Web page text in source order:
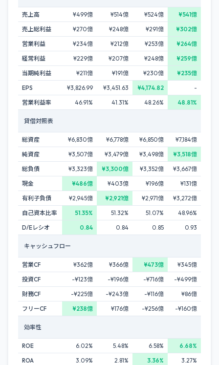
売上高 ¥499億 ¥514億 ¥524億
¥541億
売上総利益
¥270億 ¥248億 ¥291億
¥302億
営業利益
¥234億 ¥212億 ¥253億
¥264億
経常利益
¥229億 ¥207億 ¥248億
¥259億
当期純利益
¥211億 ¥191億 ¥230億
¥235億
EPS
¥3,826.99 ¥3,451.63 ¥4,174.82
-
営業利益率
46.91% 41.31% 48.26% 48.81%
貸借対照表
総資産 ¥6,830億 ¥6,778億 ¥6,850億
¥7,184億
純資産
¥3,507億 ¥3,479億 ¥3,498億
¥3,518億
総負債
¥3,323億 ¥3,300億 ¥3,352億
¥3,667億
現金
¥486億 ¥403億 ¥196億
¥131億
有利子負債
¥2,945億 ¥2,921億 ¥2,971億
¥3,272億
自己資本比率
51.35% 51.32% 51.07%
48.96%
D/Eレシオ
0.84 0.84 0.85 0.93
キャッシュフロー
営業CF ¥362億 ¥366億 ¥473億
¥345億
投資CF
-¥123億 -¥196億 -¥716億
-¥499億
財務CF
-¥225億 -¥243億 -¥116億
¥86億
フリーCF
¥238億 ¥176億 -¥256億 -¥160億
効率性
ROE 6.02% 5.48% 6.58%
6.68%
ROA
3.09% 2.81% 3.36% 3.27%